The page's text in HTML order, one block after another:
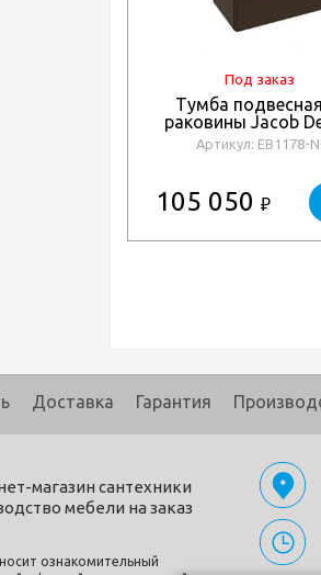
Под заказ
Тумба
раковины Jacob
Terrace EB1178-
Артикул: EB1178-
105 050 ₽
Доставка Гарантия
магазин сантехники
мебели на заказ
ознакомительный